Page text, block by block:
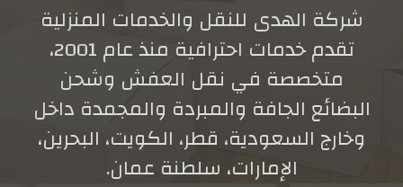
شركة الهدى للنقل والخدمات المنزلية
تقدم خدمات احترافية منذ عام 2001،
متخصصة في نقل العفش وشحن
البضائع الجافة والمبردة والمجمدة داخل
وخارج السعودية، قطر، الكويت، البحرين،
الإمارات، سلطنة عمان.